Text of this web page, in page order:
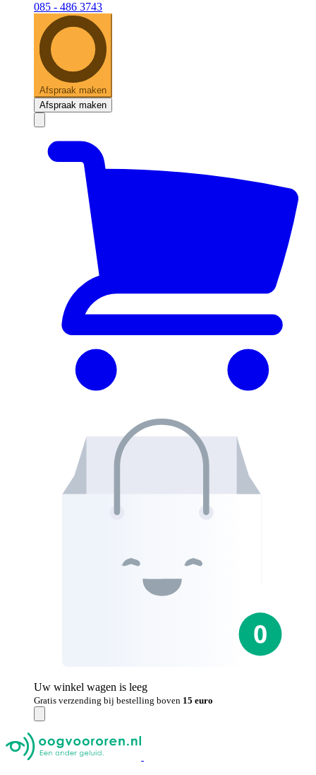
085 - 486 3743
Afspraak maken
Afspraak maken
Uw winkel wagen is leeg
Gratis verzending bij bestelling boven 15 euro